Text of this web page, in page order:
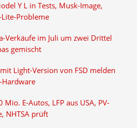
Y L in Tests, Musk-Image,
Lite-Probleme
Verkäufe im Juli um zwei Drittel
gemischt
Light-Version von FSD melden
E-Autos, LFP aus USA, PV-
NHTSA prüft